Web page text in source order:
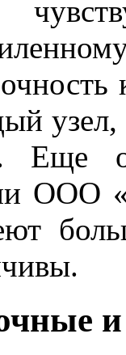
Еще
ООО
и